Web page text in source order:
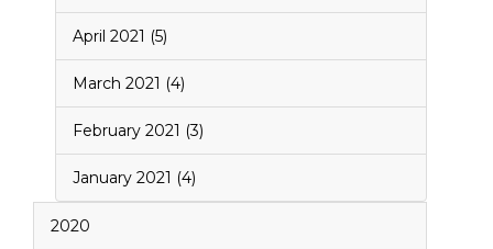
April 2021 (5)
March 2021 (4)
February 2021 (3)
January 2021 (4)
2020